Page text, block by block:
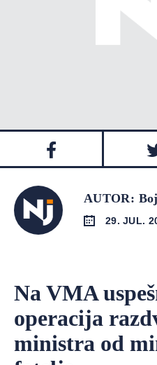
AUTOR:
29. JUL.
Na VMA
operacija
ministra od